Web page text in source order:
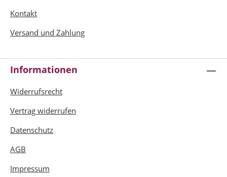
Kontakt
Versand und Zahlung
Informationen
Widerrufsrecht
Vertrag widerrufen
Datenschutz
AGB
Impressum